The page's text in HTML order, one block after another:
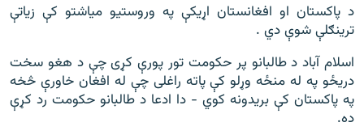
د پاکستان او افغانستان اړیکې په وروستیو میاشتو کې زیاتې
ترینګلې شوې دي .
اسلام آباد د طالبانو پر حکومت تور پورې کړی چې د هغو سخت
دريځو په له منځه وړلو کې پاته راغلی چې له افغان خاورې څخه
په پاکستان کې بریدونه کوي - دا ادعا د طالبانو حکومت رد کړې
ده.